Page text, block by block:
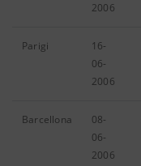
2006
Parigi
16-
06-
2006
Barcellona
08-
06-
2006